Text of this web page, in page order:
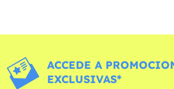
ACCEDE A
EXCLUSIVAS*